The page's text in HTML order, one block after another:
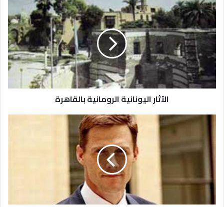
الآثار اليونانية الرومانية بالقاهرة